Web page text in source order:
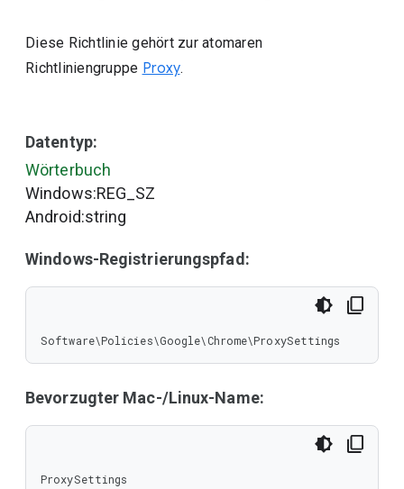
Diese Richtlinie gehört zur atomaren
Richtliniengruppe Proxy.
Datentyp:
Wörterbuch
Windows:REG_SZ
Android:string
Windows-Registrierungspfad:
Software\Policies\Google\Chrome\ProxySettings
Bevorzugter Mac-/Linux-Name:
ProxySettings